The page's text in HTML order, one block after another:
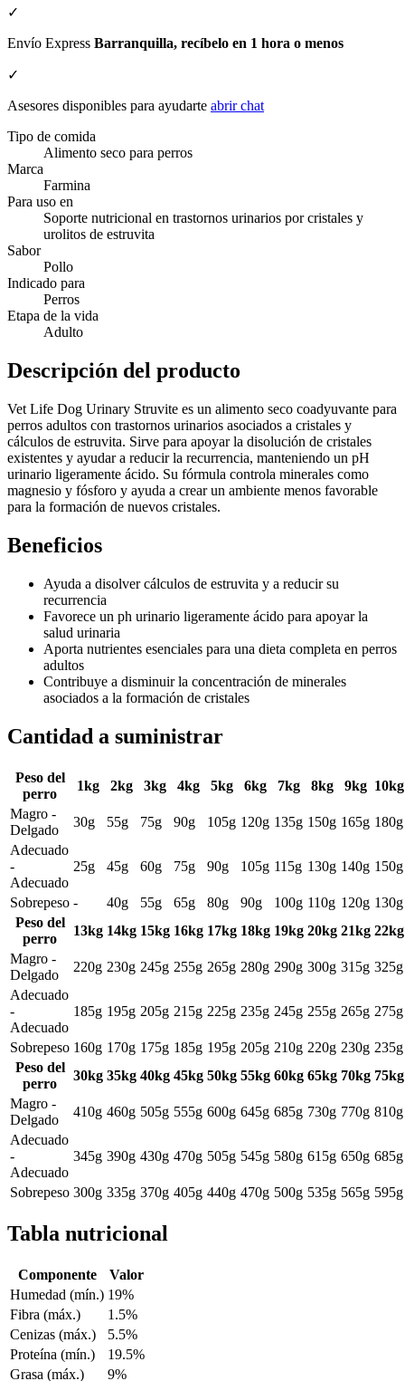
✓
Envío Express Barranquilla, recíbelo en 1 hora o menos
✓
Asesores disponibles para ayudarte abrir chat
Tipo de comida
Alimento seco para perros
Marca
Farmina
Para uso en
Soporte nutricional en trastornos urinarios por cristales y
urolitos de estruvita
Sabor
Pollo
Indicado para
Perros
Etapa de la vida
Adulto
Descripción del producto
Vet Life Dog Urinary Struvite es un alimento seco coadyuvante para
perros adultos con trastornos urinarios asociados a cristales y
cálculos de estruvita. Sirve para apoyar la disolución de cristales
existentes y ayudar a reducir la recurrencia, manteniendo un pH
urinario ligeramente ácido. Su fórmula controla minerales como
magnesio y fósforo y ayuda a crear un ambiente menos favorable
para la formación de nuevos cristales.
Beneficios
Ayuda a disolver cálculos de estruvita y a reducir su
recurrencia
Favorece un ph urinario ligeramente ácido para apoyar la
salud urinaria
Aporta nutrientes esenciales para una dieta completa en perros
adultos
Contribuye a disminuir la concentración de minerales
asociados a la formación de cristales
Cantidad a suministrar
Peso del
perro
1kg 2kg 3kg 4kg 5kg 6kg 7kg 8kg 9kg 10kg
Magro -
Delgado
30g 55g 75g 90g 105g 120g 135g 150g 165g 180g
Adecuado
-
Adecuado
25g 45g 60g 75g 90g 105g 115g 130g 140g 150g
Sobrepeso - 40g 55g 65g 80g 90g 100g 110g 120g 130g
Peso del
perro
13kg 14kg 15kg 16kg 17kg 18kg 19kg 20kg 21kg 22kg
Magro -
Delgado
220g 230g 245g 255g 265g 280g 290g 300g 315g 325g
Adecuado
-
Adecuado
185g 195g 205g 215g 225g 235g 245g 255g 265g 275g
Sobrepeso 160g 170g 175g 185g 195g 205g 210g 220g 230g 235g
Peso del
perro
30kg 35kg 40kg 45kg 50kg 55kg 60kg 65kg 70kg 75kg
Magro -
Delgado
410g 460g 505g 555g 600g 645g 685g 730g 770g 810g
Adecuado
-
Adecuado
345g 390g 430g 470g 505g 545g 580g 615g 650g 685g
Sobrepeso 300g 335g 370g 405g 440g 470g 500g 535g 565g 595g
Tabla nutricional
Componente
Valor
Humedad (mín.) 19%
Fibra (máx.)
1.5%
Cenizas (máx.)
5.5%
Proteína (mín.)
19.5%
Grasa (máx.)
9%